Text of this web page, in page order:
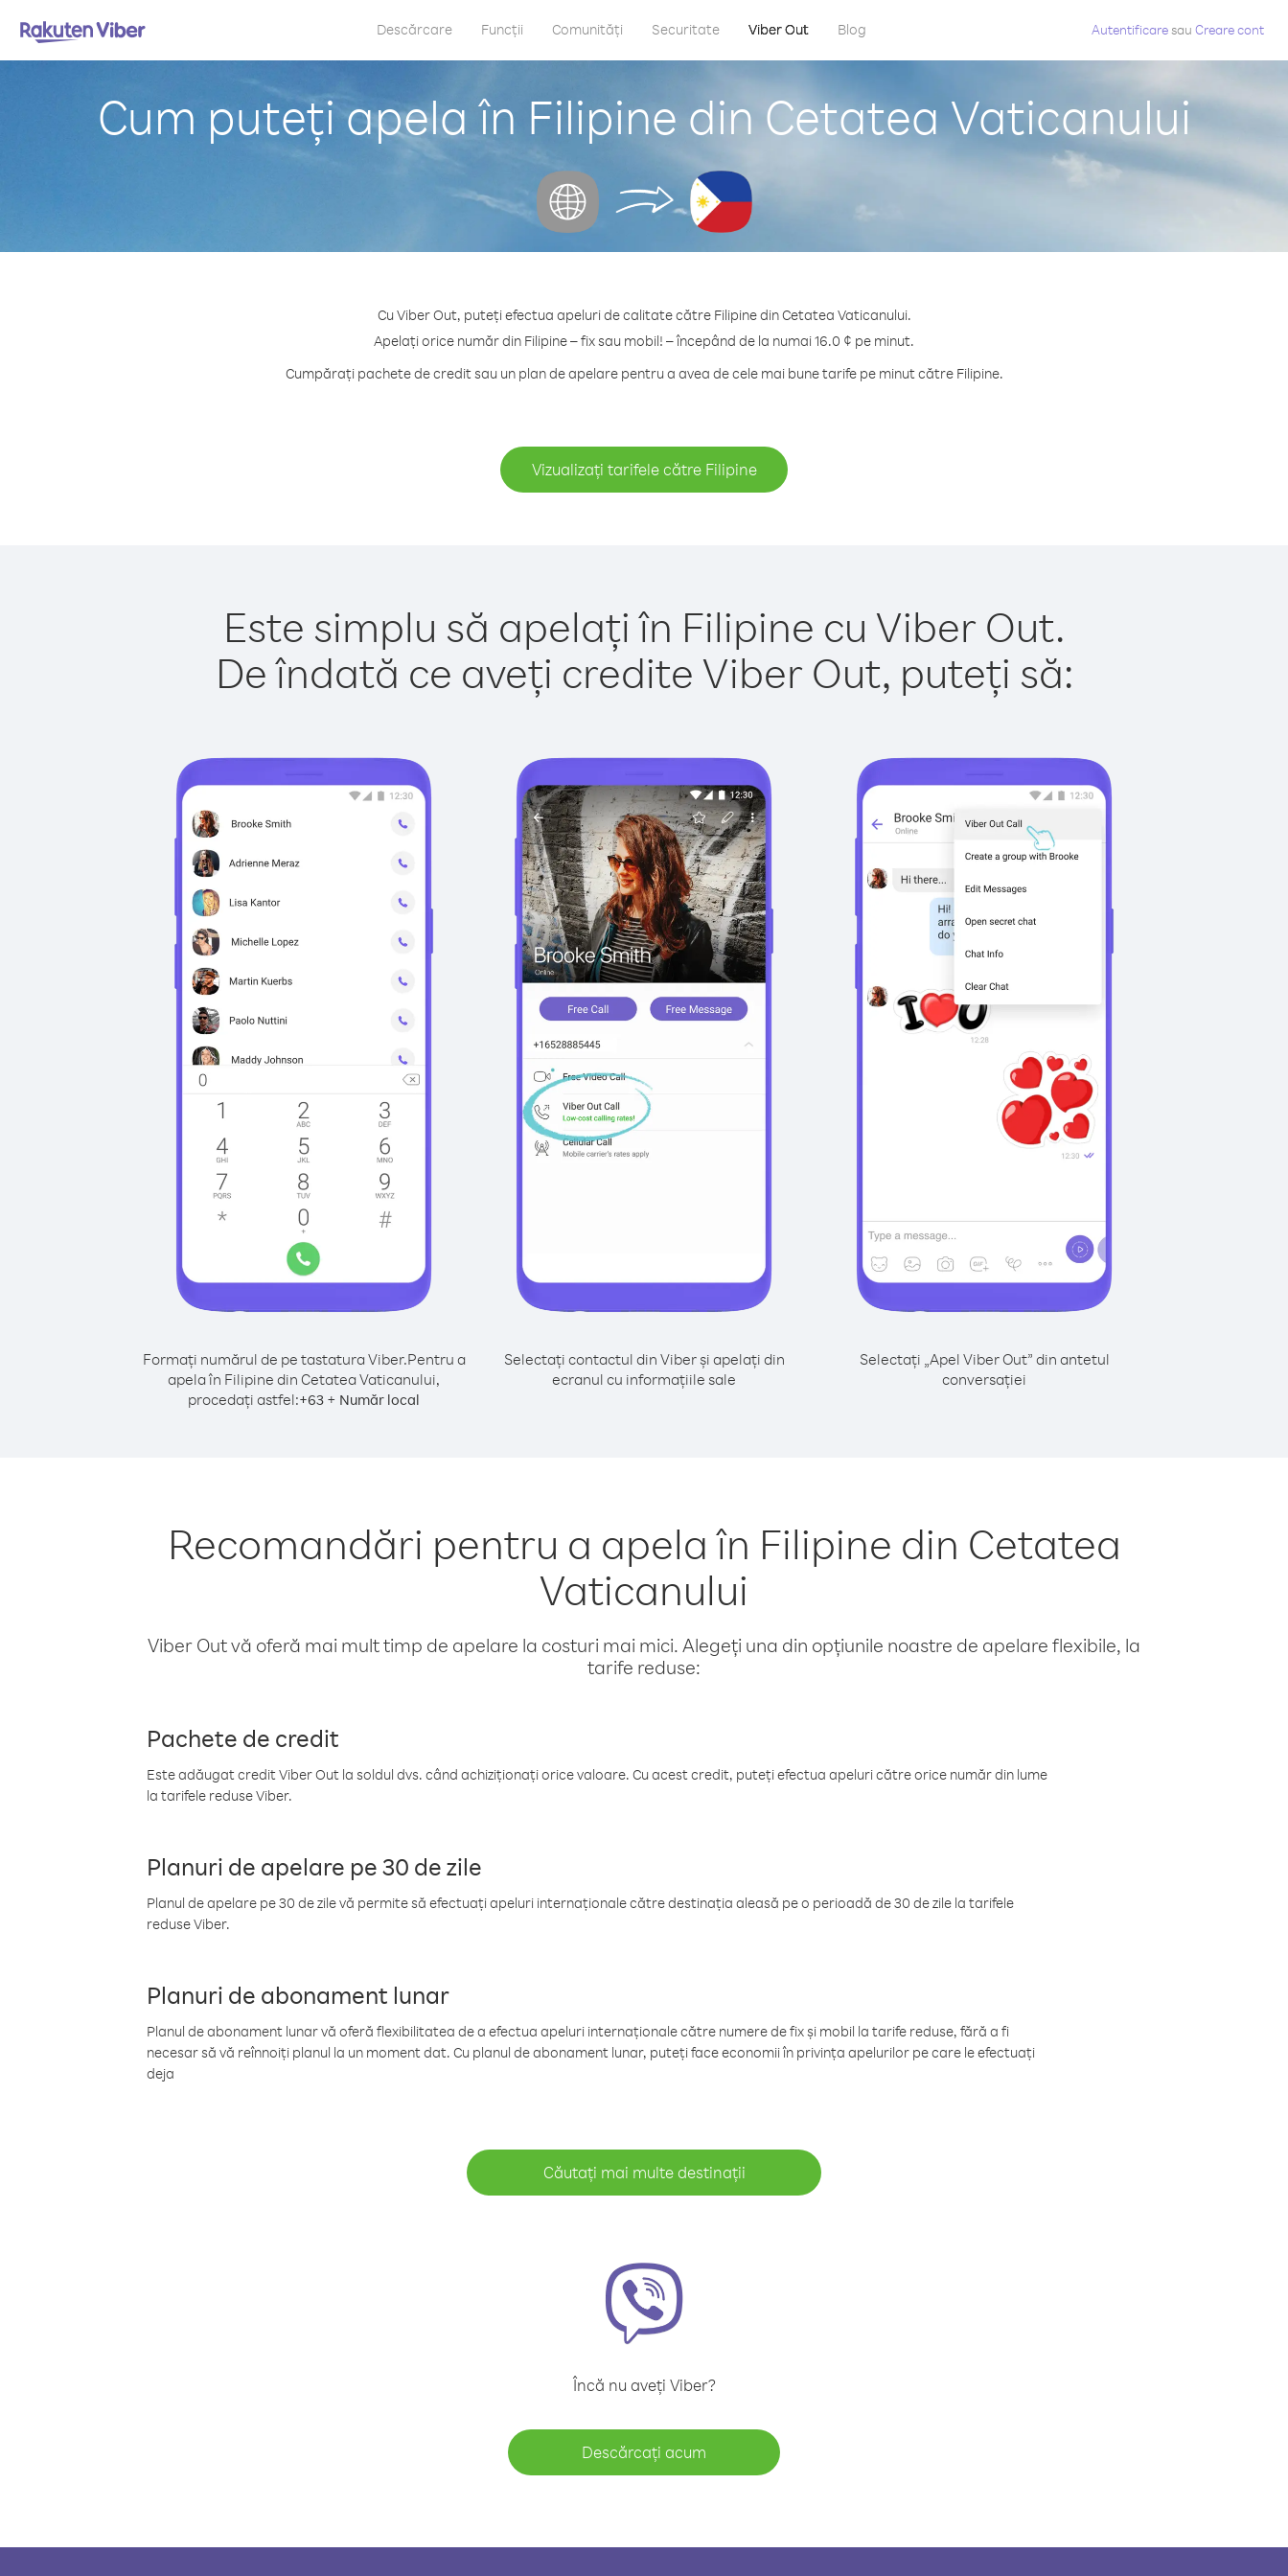
Descărcare Funcții Comunități Securitate Viber Out Blog Autentificaresau Creare cont
Cum puteți apela în Filipine din Cetatea Vaticanului
Cu Viber Out, puteți efectua apeluri de calitate către Filipine din Cetatea Vaticanului.
Apelați orice număr din Filipine – fix sau mobil! – începând de la numai 16.0 ¢ pe minut.
Cumpărați pachete de credit sau un plan de apelare pentru a avea de cele mai bune tarife pe minut către Filipine.
Vizualizați tarifele către Filipine
Este simplu să apelați în Filipine cu Viber Out.
De îndată ce aveți credite Viber Out, puteți să:
Formați numărul de pe tastatura Viber.Pentru a
apela în Filipine din Cetatea Vaticanului,
procedați astfel:+63 + Număr local
Selectați contactul din Viber și apelați din
ecranul cu informațiile sale
Selectați „Apel Viber Out” din antetul
conversației
Recomandări pentru a apela în Filipine din Cetatea
Vaticanului
Viber Out vă oferă mai mult timp de apelare la costuri mai mici. Alegeți una din opțiunile noastre de apelare flexibile, la
tarife reduse:
Pachete de credit
Este adăugat credit Viber Out la soldul dvs. când achiziționați orice valoare. Cu acest credit, puteți efectua apeluri către orice număr din lume
la tarifele reduse Viber.
Planuri de apelare pe 30 de zile
Planul de apelare pe 30 de zile vă permite să efectuați apeluri internaționale către destinația aleasă pe o perioadă de 30 de zile la tarifele
reduse Viber.
Planuri de abonament lunar
Planul de abonament lunar vă oferă flexibilitatea de a efectua apeluri internaționale către numere de fix și mobil la tarife reduse, fără a fi
necesar să vă reînnoiți planul la un moment dat. Cu planul de abonament lunar, puteți face economii în privința apelurilor pe care le efectuați
deja
Căutați mai multe destinații
Încă nu aveți Viber?
Descărcați acum